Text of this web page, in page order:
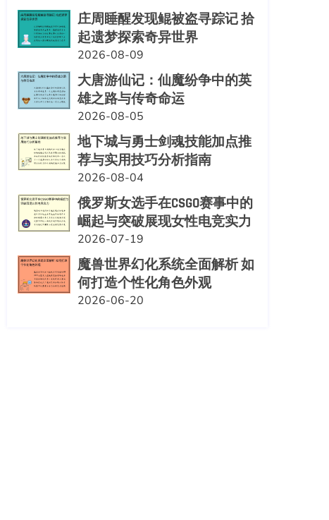
庄周睡醒发现鲲被盗寻踪记 拾
起遗梦探索奇异世界
2026-08-09
大唐游仙记：仙魔纷争中的英
雄之路与传奇命运
2026-08-05
地下城与勇士剑魂技能加点推
荐与实用技巧分析指南
2026-08-04
俄罗斯女选手在CSGO赛事中的
崛起与突破展现女性电竞实力
2026-07-19
魔兽世界幻化系统全面解析 如
何打造个性化角色外观
2026-06-20